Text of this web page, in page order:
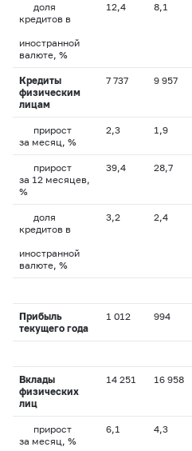
доля
кредитов в
иностранной
валюте, %
12,4 8,1
Кредиты
физическим
лицам
7 737 9 957
прирост
за месяц, %
2,3 1,9
прирост
за 12 месяцев,
%
39,4 28,7
доля
кредитов в
иностранной
валюте, %
3,2 2,4
Прибыль
текущего года
1 012 994
Вклады
физических
лиц
14 251 16 958
прирост
за месяц, %
6,1 4,3